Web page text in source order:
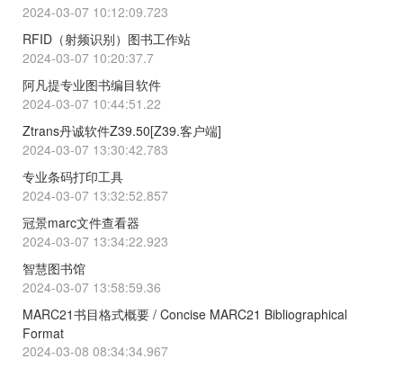
2024-03-07 10:12:09.723
RFID（射频识别）图书工作站
2024-03-07 10:20:37.7
阿凡提专业图书编目软件
2024-03-07 10:44:51.22
Ztrans丹诚软件Z39.50[Z39.客户端]
2024-03-07 13:30:42.783
专业条码打印工具
2024-03-07 13:32:52.857
冠景marc文件查看器
2024-03-07 13:34:22.923
智慧图书馆
2024-03-07 13:58:59.36
MARC21书目格式概要 / Concise MARC21 Bibliographical
Format
2024-03-08 08:34:34.967